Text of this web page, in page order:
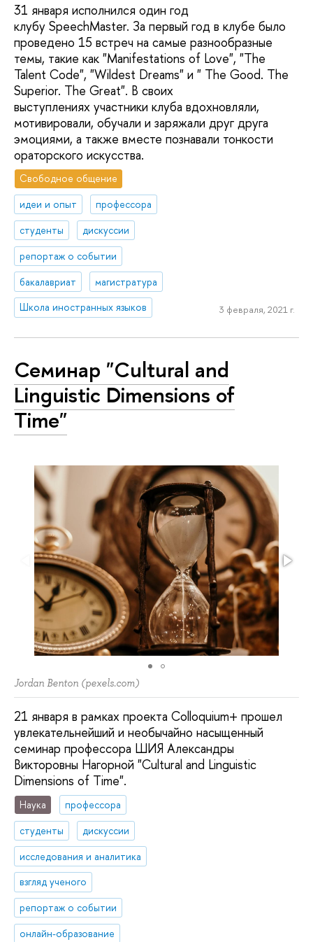
31 января исполнился один год
клубу SpeechMaster. За первый год в клубе было
проведено 15 встреч на самые разнообразные
темы, такие как "Manifestations of Love", "The
Talent Code", "Wildest Dreams" и " The Good. The
Superior. The Great". В своих
выступлениях участники клуба вдохновляли,
мотивировали, обучали и заряжали друг друга
эмоциями, а также вместе познавали тонкости
ораторского искусства.
Свободное общение
идеи и опыт
профессора
студенты
дискуссии
репортаж о событии
бакалавриат
магистратура
Школа иностранных языков
3 февраля, 2021 г.
Семинар "Cultural and
Linguistic Dimensions of
Time"
Jordan Benton (pexels.com)
21 января в рамках проекта Colloquium+ прошел
увлекательнейший и необычайно насыщенный
семинар профессора ШИЯ Александры
Викторовны Нагорной "Cultural and Linguistic
Dimensions of Time".
Наука
профессора
студенты
дискуссии
исследования и аналитика
взгляд ученого
репортаж о событии
онлайн-образование